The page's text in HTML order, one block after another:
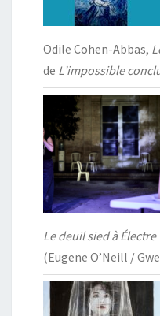
Odile Cohen-Abbas,
de L’impossible
Le deuil sied à
(Eugene O’Neill /